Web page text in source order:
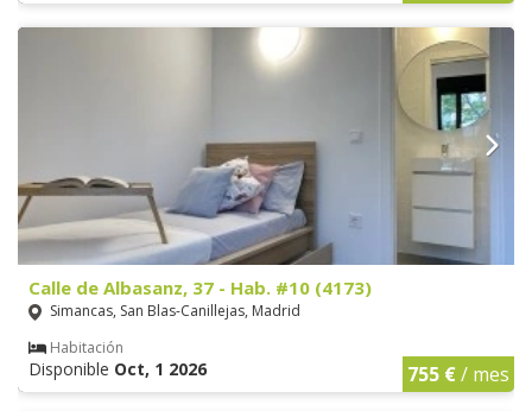
Calle de Albasanz, 37 - Hab. #10 (4173)
Simancas, San Blas-Canillejas, Madrid
Habitación
Disponible Oct, 1 2026 755 €/ mes